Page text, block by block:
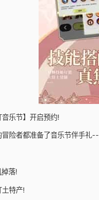
乐节】开启预约!
冒险者都准备了音乐节伴手礼--
落!
土特产!